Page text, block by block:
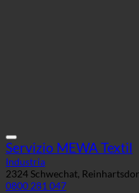
Servizio MEWA Textil
Industria
2324 Schwechat,
0800 281 047